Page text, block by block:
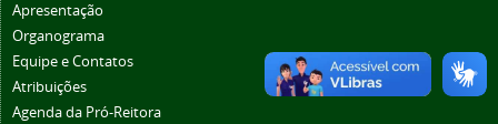
Apresentação
Organograma
Equipe e Contatos
Atribuições
Agenda da Pró-Reitora